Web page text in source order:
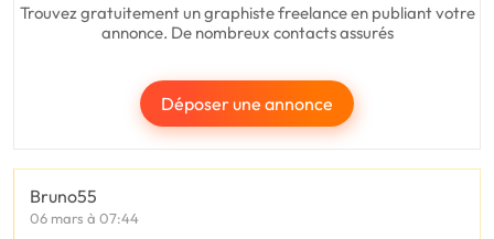
Trouvez gratuitement un graphiste freelance en publiant votre
annonce. De nombreux contacts assurés
Déposer une annonce
Bruno55
06 mars à 07:44